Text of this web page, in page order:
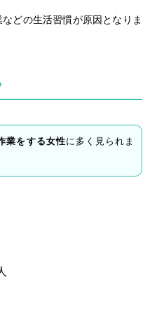
どの生活習慣が原因となりま
業をする女性に多く見られま